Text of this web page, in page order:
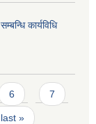
कार्यविधि
6 7
last »